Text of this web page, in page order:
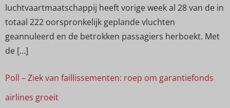
luchtvaartmaatschappij heeft vorige week al 28 van de in
totaal 222 oorspronkelijk geplande vluchten
geannuleerd en de betrokken passagiers herboekt. Met
de […]
Poll – Ziek van faillissementen: roep om garantiefonds
airlines groeit